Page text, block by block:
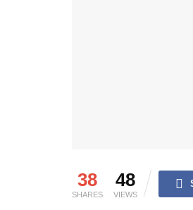
38
SHARES
48
VIEWS